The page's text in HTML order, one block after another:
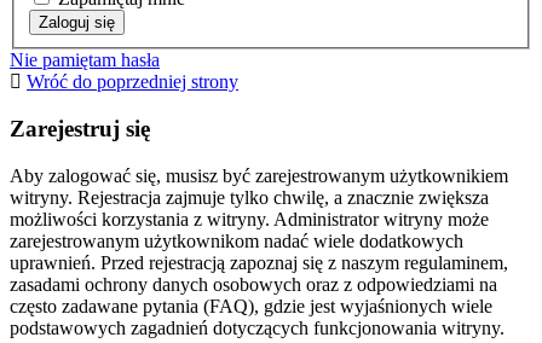
Nie pamiętam hasła
Wróć do poprzedniej strony
Zarejestruj się
Aby zalogować się, musisz być zarejestrowanym użytkownikiem
witryny. Rejestracja zajmuje tylko chwilę, a znacznie zwiększa
możliwości korzystania z witryny. Administrator witryny może
zarejestrowanym użytkownikom nadać wiele dodatkowych
uprawnień. Przed rejestracją zapoznaj się z naszym regulaminem,
zasadami ochrony danych osobowych oraz z odpowiedziami na
często zadawane pytania (FAQ), gdzie jest wyjaśnionych wiele
podstawowych zagadnień dotyczących funkcjonowania witryny.